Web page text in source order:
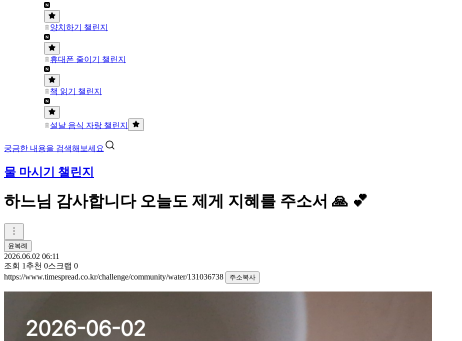
양치하기 챌린지
휴대폰 줄이기 챌린지
책 읽기 챌린지
설날 음식 자랑 챌린지
궁금한 내용을 검색해보세요
물 마시기 챌린지
하느님 감사합니다 오늘도 제게 지혜를 주소서 🙏 💕
윤복례
2026.06.02 06:11
조회 1 추천 0스크랩 0
https://www.timespread.co.kr/challenge/community/water/131036738
주소복사